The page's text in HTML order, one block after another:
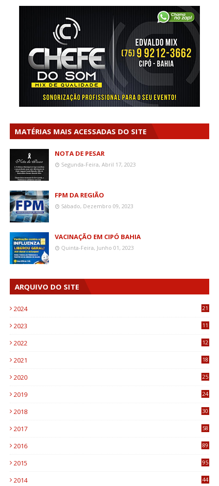
MATÉRIAS MAIS ACESSADAS DO SITE
NOTA DE PESAR
Segunda-Feira, Abril 17, 2023
FPM DA REGIÃO
Sábado, Dezembro 09, 2023
VACINAÇÃO EM CIPÓ BAHIA
Quinta-Feira, Junho 01, 2023
ARQUIVO DO SITE
2024 21
2023
11
2022
12
2021
18
2020
25
2019
24
2018
30
2017
58
2016
89
2015
95
2014
44